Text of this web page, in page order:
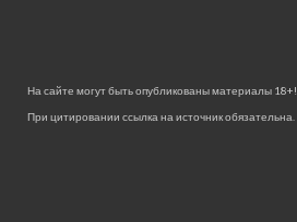
На сайте могут быть опубликованы материалы 18+!
При цитировании ссылка на источник обязательна.